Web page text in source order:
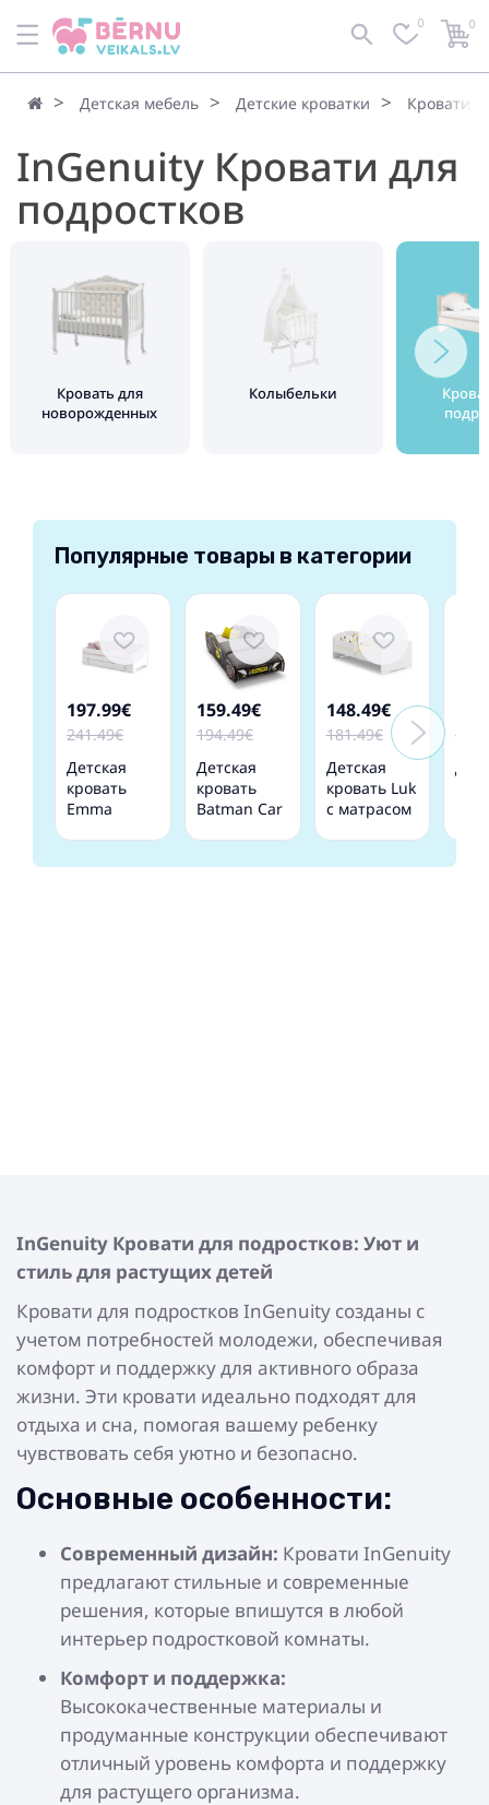
0 0
Детская мебель Детские кроватки Кровати
InGenuity Кровати для
подростков
Кровать для
новорожденных
Колыбельки
Популярные товары в категории
197.99€
241.49€
Детская
кровать
Emma
ящиком
159.49€
194.49€
Детская
кровать
Batman Car
Черная
148.49€
181.49€
Детская
кровать Luk
с матрасом
защитой
InGenuity Кровати для подростков: Уют и
стиль для растущих детей
Кровати для подростков InGenuity созданы с
учетом потребностей молодежи, обеспечивая
комфорт и поддержку для активного образа
жизни. Эти кровати идеально подходят для
отдыха и сна, помогая вашему ребенку
чувствовать себя уютно и безопасно.
Основные особенности:
Современный дизайн: Кровати InGenuity
предлагают стильные и современные
решения, которые впишутся в любой
интерьер подростковой комнаты.
Комфорт и поддержка:
Высококачественные материалы и
продуманные конструкции обеспечивают
отличный уровень комфорта и поддержку
для растущего организма.